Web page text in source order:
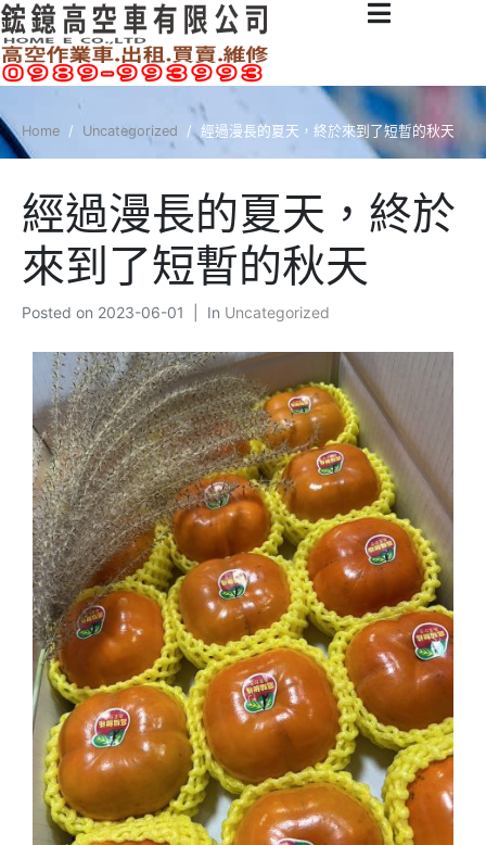
Home Uncategorized 經過漫長的夏天，終於來到了短暫的秋天
經過漫長的夏天，終於
來到了短暫的秋天
Posted on 2023-06-01 In Uncategorized